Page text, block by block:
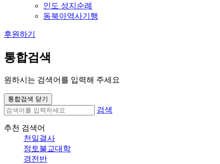
인도 성지순례
동북아역사기행
후원하기
통합검색
원하시는 검색어를 입력해 주세요
통합검색 닫기
검색
추천 검색어
천일결사
정토불교대학
경전반